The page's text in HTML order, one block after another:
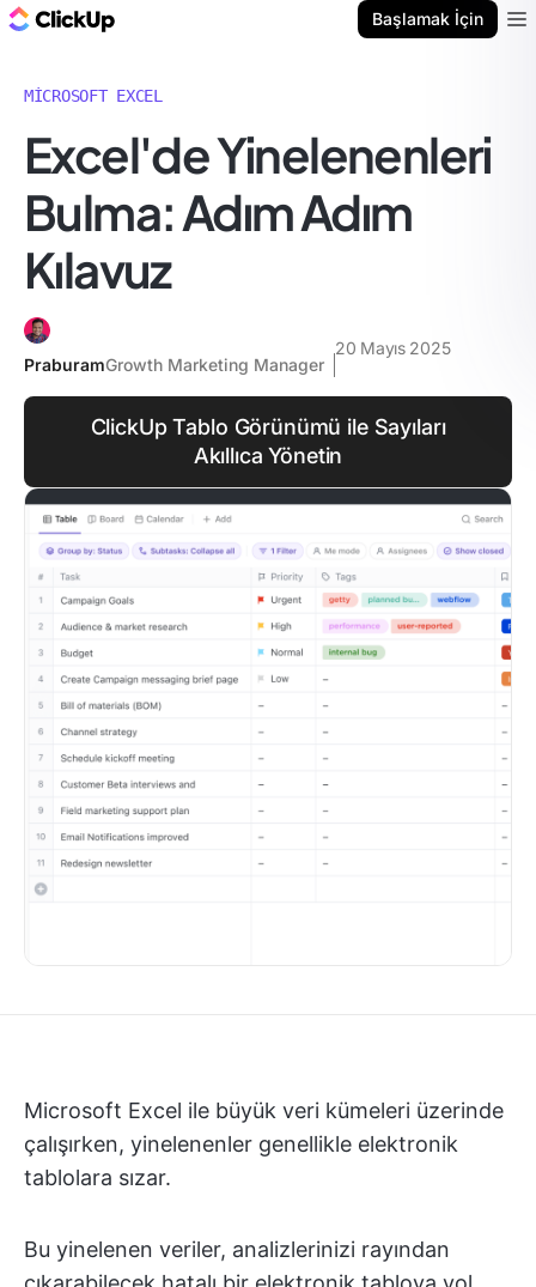
Başlamak İçin
MICROSOFT EXCEL
Excel'de Yinelenenleri
Bulma: Adım Adım
Kılavuz
PraburamGrowth Marketing Manager
20 Mayıs 2025
ClickUp Tablo Görünümü ile Sayıları
Akıllıca Yönetin
Microsoft Excel ile büyük veri kümeleri üzerinde
çalışırken, yinelenenler genellikle elektronik
tablolara sızar.
Bu yinelenen veriler, analizlerinizi rayından